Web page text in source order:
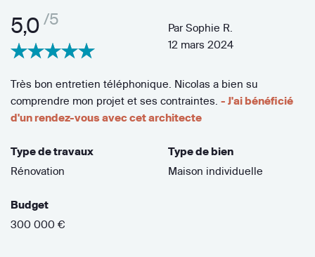
5,0 /5 Par Sophie R.
12 mars 2024
Très bon entretien téléphonique. Nicolas a bien su
comprendre mon projet et ses contraintes. - J'ai bénéficié
d'un rendez-vous avec cet architecte
Type de travaux
Rénovation
Type de bien
Maison individuelle
Budget
300 000 €